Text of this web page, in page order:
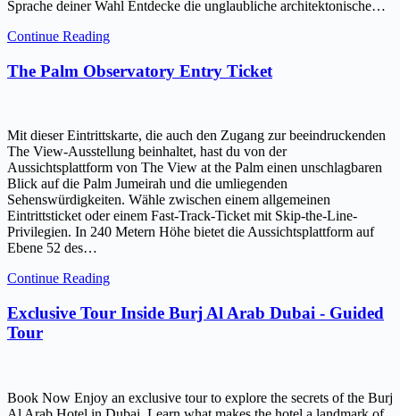
Sprache deiner Wahl Entdecke die unglaubliche architektonische…
Continue Reading
The Palm Observatory Entry Ticket
Mit dieser Eintrittskarte, die auch den Zugang zur beeindruckenden
The View-Ausstellung beinhaltet, hast du von der
Aussichtsplattform von The View at the Palm einen unschlagbaren
Blick auf die Palm Jumeirah und die umliegenden
Sehenswürdigkeiten. Wähle zwischen einem allgemeinen
Eintrittsticket oder einem Fast-Track-Ticket mit Skip-the-Line-
Privilegien. In 240 Metern Höhe bietet die Aussichtsplattform auf
Ebene 52 des…
Continue Reading
Exclusive Tour Inside Burj Al Arab Dubai - Guided
Tour
Book Now Enjoy an exclusive tour to explore the secrets of the Burj